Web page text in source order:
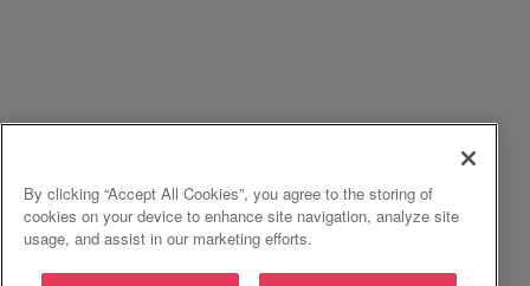
By clicking “Accept All Cookies”, you agree to the storing of
cookies on your device to enhance site navigation, analyze site
usage, and assist in our marketing efforts.